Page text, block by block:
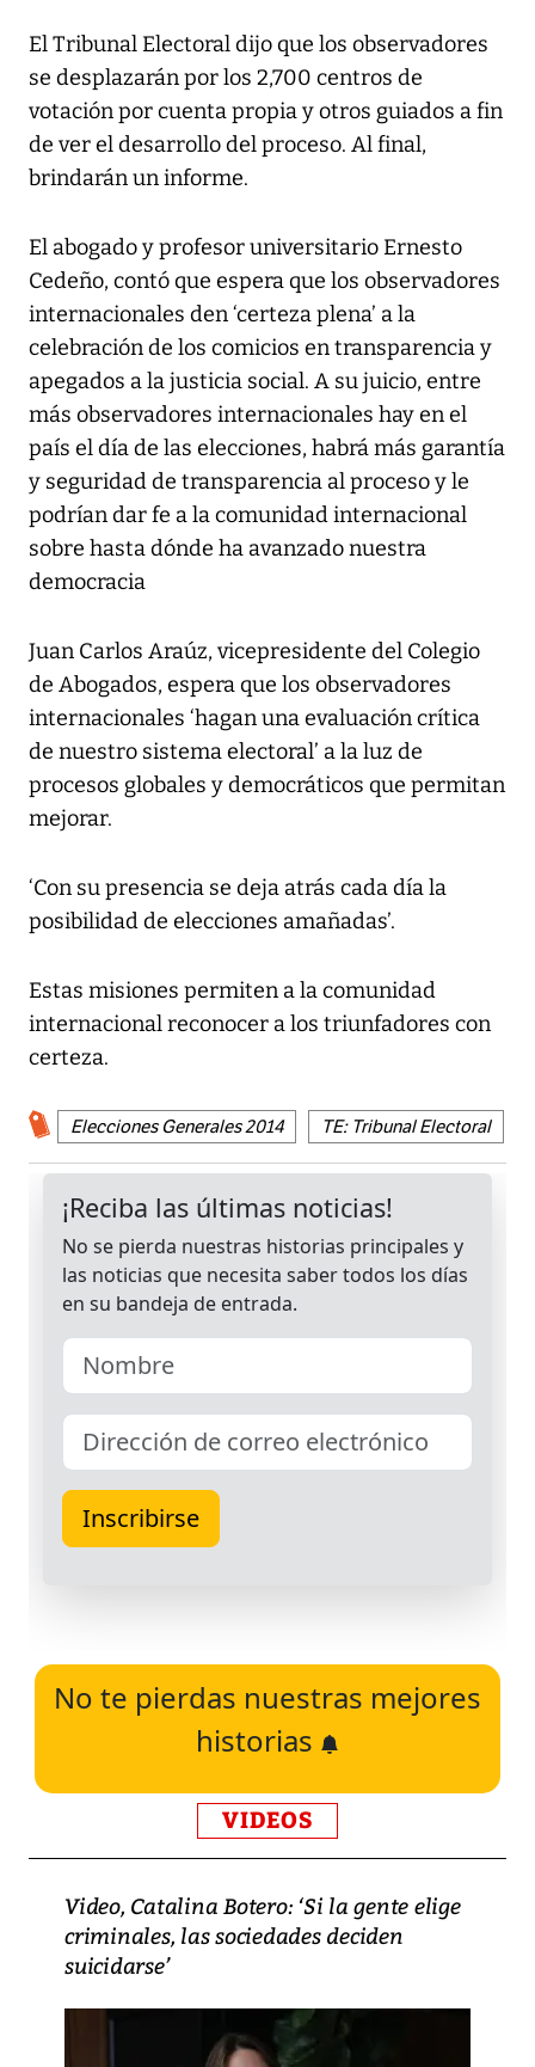
El Tribunal Electoral dijo que los observadores
se desplazarán por los 2,700 centros de
votación por cuenta propia y otros guiados a fin
de ver el desarrollo del proceso. Al final,
brindarán un informe.
El abogado y profesor universitario Ernesto
Cedeño, contó que espera que los observadores
internacionales den ‘certeza plena’ a la
celebración de los comicios en transparencia y
apegados a la justicia social. A su juicio, entre
más observadores internacionales hay en el
país el día de las elecciones, habrá más garantía
y seguridad de transparencia al proceso y le
podrían dar fe a la comunidad internacional
sobre hasta dónde ha avanzado nuestra
democracia
Juan Carlos Araúz, vicepresidente del Colegio
de Abogados, espera que los observadores
internacionales ‘hagan una evaluación crítica
de nuestro sistema electoral’ a la luz de
procesos globales y democráticos que permitan
mejorar.
‘Con su presencia se deja atrás cada día la
posibilidad de elecciones amañadas’.
Estas misiones permiten a la comunidad
internacional reconocer a los triunfadores con
certeza.
Elecciones Generales 2014 TE: Tribunal Electoral
No te pierdas nuestras mejores
historias
VIDEOS
Video, Catalina Botero: ‘Si la gente elige
criminales, las sociedades deciden
suicidarse’